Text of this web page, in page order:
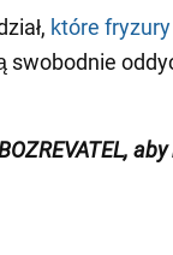
które
swobodnie